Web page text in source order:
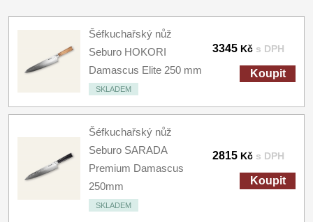
Šéfkuchařský nůž
Seburo HOKORI
Damascus Elite 250 mm
SKLADEM
3345 Kč s DPH
Koupit
Šéfkuchařský nůž
Seburo SARADA
Premium Damascus
250mm
SKLADEM
2815 Kč s DPH
Koupit